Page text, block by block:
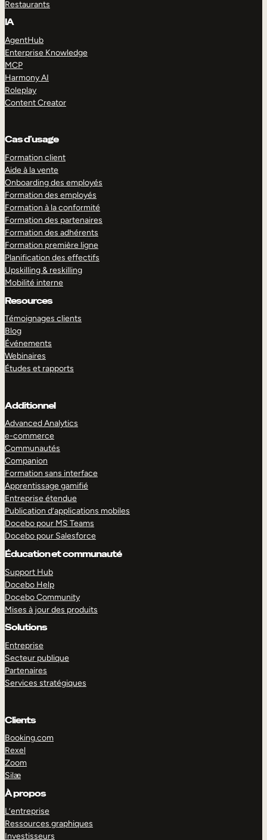
Restaurants
IA
AgentHub
Enterprise Knowledge
MCP
Harmony AI
Roleplay
Content Creator
Cas d’usage
Formation client
Aide à la vente
Onboarding des employés
Formation des employés
Formation à la conformité
Formation des partenaires
Formation des adhérents
Formation première ligne
Planification des effectifs
Upskilling & reskilling
Mobilité interne
Resources
Témoignages clients
Blog
Événements
Webinaires
Études et rapports
Additionnel
Advanced Analytics
e-commerce
Communautés
Companion
Formation sans interface
Apprentissage gamifié
Entreprise étendue
Publication d’applications mobiles
Docebo pour MS Teams
Docebo pour Salesforce
Éducation et communauté
Support Hub
Docebo Help
Docebo Community
Mises à jour des produits
Solutions
Entreprise
Secteur publique
Partenaires
Services stratégiques
Clients
Booking.com
Rexel
Zoom
Silæ
À propos
L’entreprise
Ressources graphiques
Investisseurs